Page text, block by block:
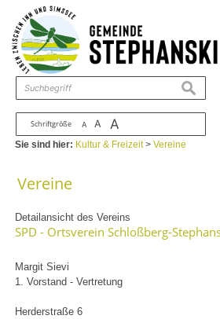
Zum Inhalt ,zur Navigation
Schriftgröße A A A
suchen
Sie sind hier: Kultur & Freizeit>Vereine
Vereine
Detailansicht des Vereins
SPD - Ortsverein Schloßberg-
Margit Sievi
1. Vorstand - Vertretung
Herderstraße 6